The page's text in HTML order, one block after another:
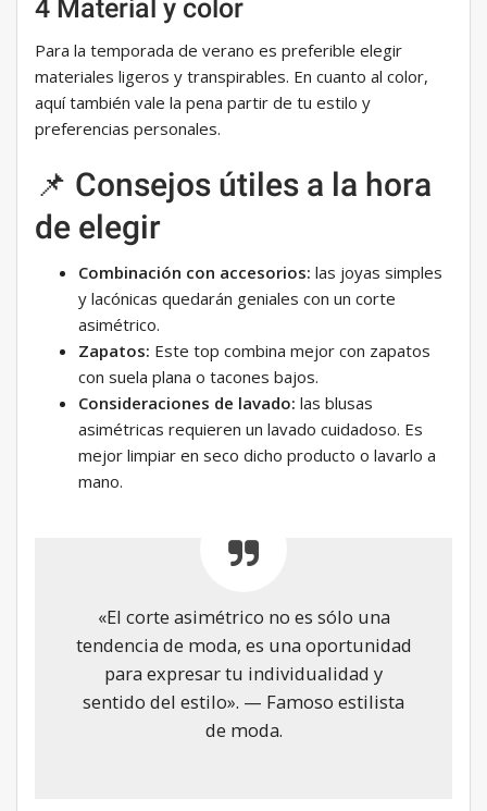
4 Material y color
Para la temporada de verano es preferible elegir
materiales ligeros y transpirables. En cuanto al color,
aquí también vale la pena partir de tu estilo y
preferencias personales.
📌 Consejos útiles a la hora
de elegir
Combinación con accesorios: las joyas simples
y lacónicas quedarán geniales con un corte
asimétrico.
Zapatos: Este top combina mejor con zapatos
con suela plana o tacones bajos.
Consideraciones de lavado: las blusas
asimétricas requieren un lavado cuidadoso. Es
mejor limpiar en seco dicho producto o lavarlo a
mano.
«El corte asimétrico no es sólo una
tendencia de moda, es una oportunidad
para expresar tu individualidad y
sentido del estilo». — Famoso estilista
de moda.